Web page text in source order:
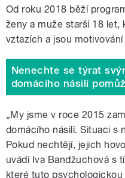
Od roku 2018 běží
ženy a muže starší 18 let,
vztazích a jsou
Nenechte se týrat
domácího násilí
„My jsme v roce 2015
domácího násilí. Situaci s
Pokud nechtějí, jejich
uvádí Iva Bandžuchová s
které tuto